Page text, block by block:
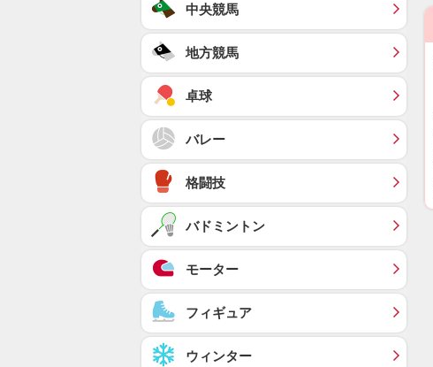
中央競馬
地方競馬
卓球
バレー
格闘技
バドミントン
モーター
フィギュア
ウィンター